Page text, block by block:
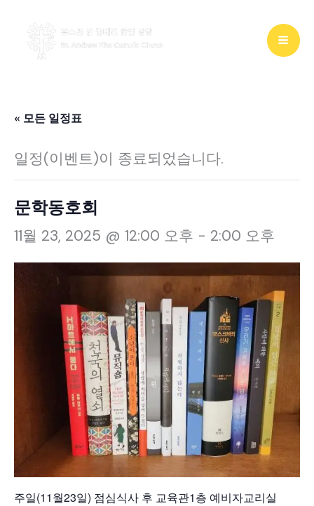
« 모든 일정표
일정(이벤트)이 종료되었습니다.
문학동호회
11월 23, 2025 @ 12:00 오후 - 2:00 오후
주일(11월23일) 점심식사 후 교육관1층 예비자교리실